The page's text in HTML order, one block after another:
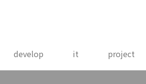
develop it project